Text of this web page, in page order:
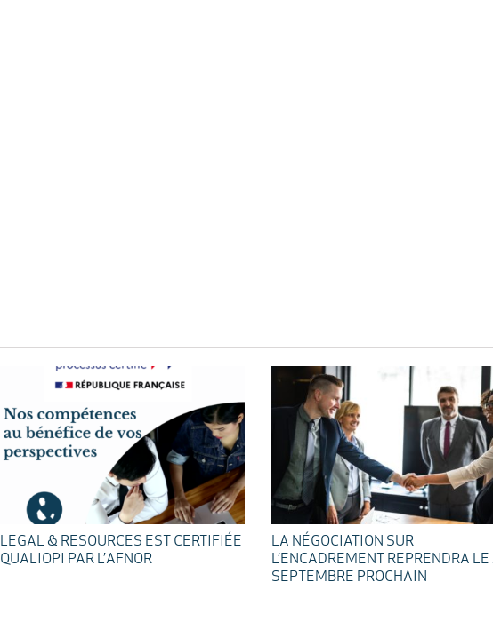
LEGAL & RESOURCES EST CERTIFIÉE
QUALIOPI PAR L’AFNOR
LA NÉGOCIATION SUR
L’ENCADREMENT REPRENDRA
SEPTEMBRE PROCHAIN